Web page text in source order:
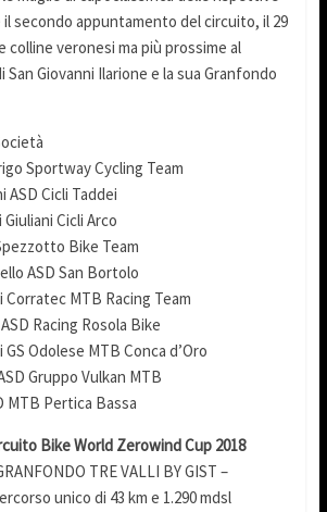
secondo appuntamento del circuito, il 29
colline veronesi ma più prossime al
Giovanni Ilarione e la sua Granfondo
Sportway Cycling Team
ASD Cicli Taddei
Cicli Arco
Bike Team
ASD San Bortolo
Corratec MTB Racing Team
Racing Rosola Bike
GS Odolese MTB Conca d’Oro
Gruppo Vulkan MTB
MTB Pertica Bassa
Bike World Zerowind Cup 2018
TRE VALLI BY GIST –
unico di 43 km e 1.290 mdsl